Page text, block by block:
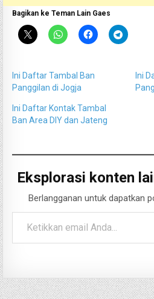
Bagikan ke Teman Lain Gaes
Ini Daftar Tambal Ban
Panggilan di Jogja
Ini
Ini Daftar Kontak Tambal
Ban Area DIY dan Jateng
Eksplorasi konten
Berlangganan untuk dapatkan
Ketikkan email Anda...